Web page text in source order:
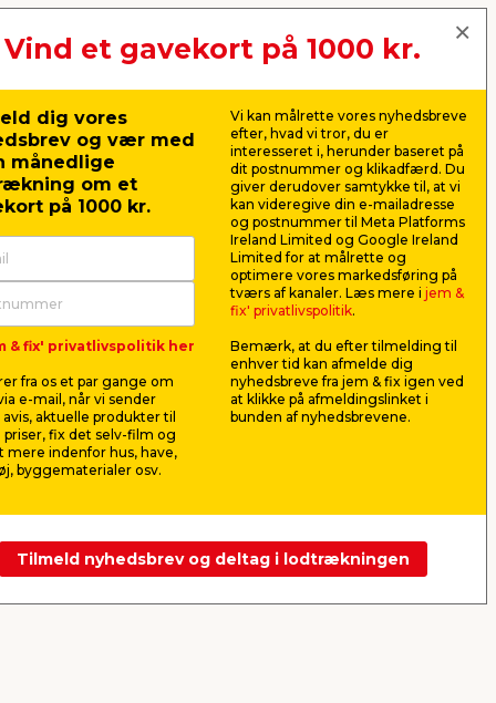
x
til
Pælebor Ø15 cm -
Til at lave små huller i jorden til
pæle og stolper. Højde: 120 cm.
69,00 pr. stk.
Lev. omk. tillægges
Webshop
HORTUS
Beslag og
medfølger.
Lev. omk.
Vind et gavekort på 1000 kr.
dig vores
og vær med
månedlige
om et
på 1000 kr.
& fix' privatlivspolitik her
fra os et par gange om
e-mail, når vi sender
aktuelle produkter til
priser, fix det selv-film og
mere indenfor hus, have,
byggematerialer osv.
Vi kan målrette vores nyhedsbreve
efter, hvad vi tror, du er
interesseret i, herunder baseret på
dit postnummer og klikadfærd. Du
giver derudover samtykke til, at vi
kan videregive din e-mailadresse
og postnummer til Meta Platforms
Ireland Limited og Google Ireland
Limited for at målrette og
optimere vores markedsføring på
tværs af kanaler. Læs mere i jem &
fix' privatlivspolitik.
Bemærk, at du efter tilmelding til
enhver tid kan afmelde dig
nyhedsbreve fra jem & fix igen ved
at klikke på afmeldingslinket i
bunden af nyhedsbrevene.
Tilmeld nyhedsbrev og deltag i lodtrækningen